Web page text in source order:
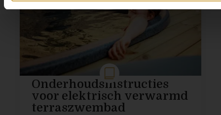
Onderhoudsinstructies
voor elektrisch verwarmd
terraszwembad